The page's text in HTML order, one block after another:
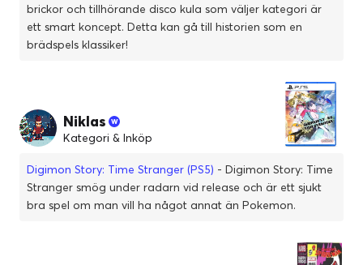
brickor och tillhörande disco kula som väljer kategori är
ett smart koncept. Detta kan gå till historien som en
brädspels klassiker!
Niklas
Kategori & Inköp
Digimon Story: Time Stranger (PS5) - Digimon Story: Time
Stranger smög under radarn vid release och är ett sjukt
bra spel om man vill ha något annat än Pokemon.